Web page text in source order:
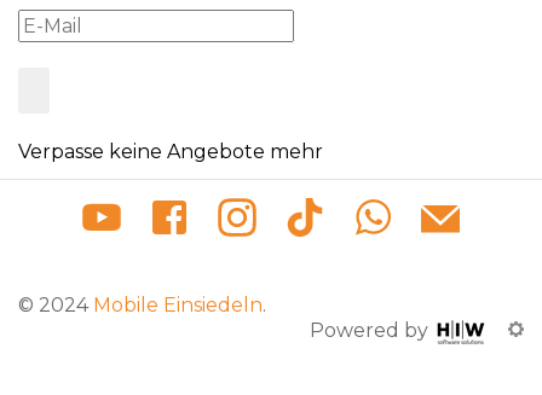
Verpasse keine Angebote mehr
© 2024 Mobile Einsiedeln.
Powered by